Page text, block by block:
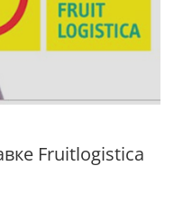
Fruitlogistica